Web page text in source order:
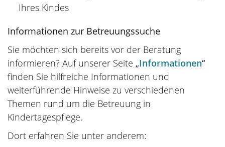
Ihres Kindes
Informationen zur Betreuungssuche
Sie möchten sich bereits vor der Beratung
informieren? Auf unserer Seite „Informationen“
finden Sie hilfreiche Informationen und
weiterführende Hinweise zu verschiedenen
Themen rund um die Betreuung in
Kindertagespflege.
Dort erfahren Sie unter anderem: